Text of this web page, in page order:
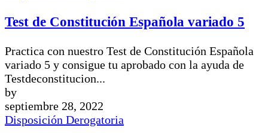
Test de Constitución Española variado 5
Practica con nuestro Test de Constitución Española
variado 5 y consigue tu aprobado con la ayuda de
Testdeconstitucion...
by
septiembre 28, 2022
Disposición Derogatoria